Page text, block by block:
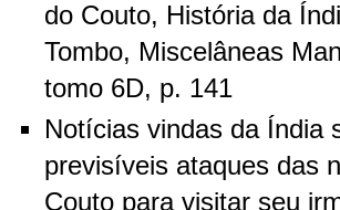
do Couto, História da
Tombo, Miscelâneas
tomo 6D, p. 141
Notícias vindas da Índia
previsíveis ataques das
Couto para visitar seu